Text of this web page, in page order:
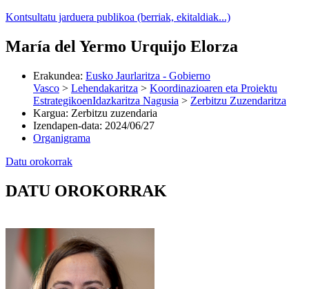
Kontsultatu jarduera publikoa (berriak, ekitaldiak...)
María del Yermo Urquijo Elorza
Erakundea: Eusko Jaurlaritza - Gobierno
Vasco > Lehendakaritza > Koordinazioaren eta Proiektu
EstrategikoenIdazkaritza Nagusia > Zerbitzu Zuzendaritza
Kargua: Zerbitzu zuzendaria
Izendapen-data: 2024/06/27
Organigrama
Datu orokorrak
DATU OROKORRAK